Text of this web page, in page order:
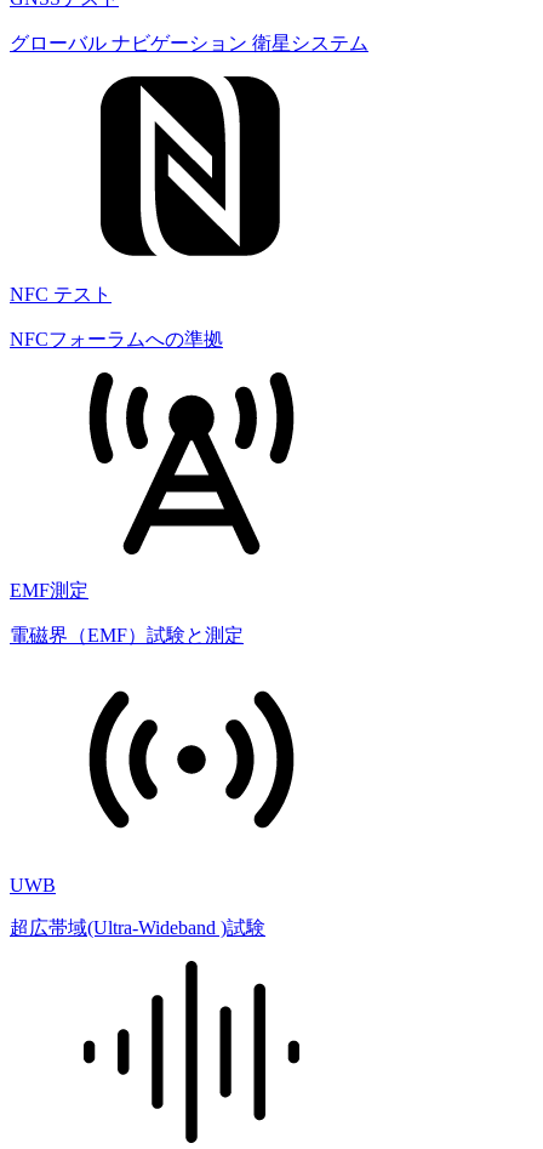
グローバル ナビゲーション 衛星システム
NFC テスト
NFCフォーラムへの準拠
EMF測定
電磁界（EMF）試験と測定
UWB
超広帯域(Ultra-Wideband )試験